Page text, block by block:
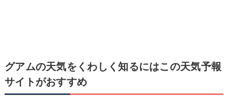
グアムの天気をくわしく知るにはこの天気予報
サイトがおすすめ